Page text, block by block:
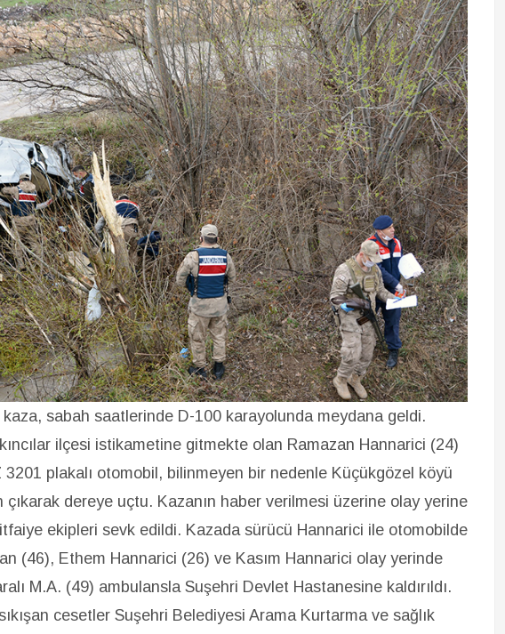
sabah saatlerinde D-100 karayolunda meydana geldi.
ilçesi istikametine gitmekte olan Ramazan Hannarici (24)
plakalı otomobil, bilinmeyen bir nedenle Küçükgözel köyü
çıkarak dereye uçtu. Kazanın haber verilmesi üzerine olay yerine
ekipleri sevk edildi. Kazada sürücü Hannarici ile otomobilde
(46), Ethem Hannarici (26) ve Kasım Hannarici olay yerinde
M.A. (49) ambulansla Suşehri Devlet Hastanesine kaldırıldı.
cesetler Suşehri Belediyesi Arama Kurtarma ve sağlık